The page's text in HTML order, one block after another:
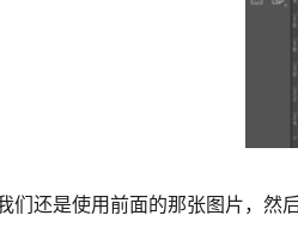
们还是使用前面的那张图片，然